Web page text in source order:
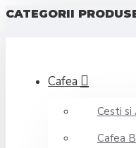
CATEGORII
Cafea
Cesti si
Cafea